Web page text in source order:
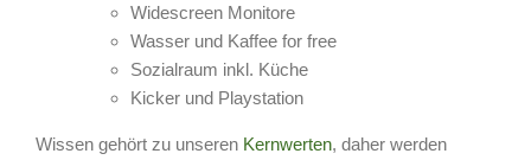
Widescreen Monitore
Wasser und Kaffee for free
Sozialraum inkl. Küche
Kicker und Playstation
Wissen gehört zu unseren Kernwerten, daher werden